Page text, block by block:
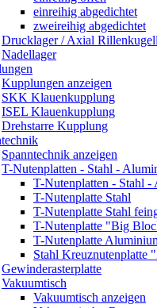
einreihig abgedichtet
zweireihig abgedichtet
Drucklager / Axial
Nadellager
Kupplungen anzeigen
SKK Klauenkupplung
ISEL Klauenkupplung
Drehstarre Kupplung
Spanntechnik anzeigen
T-Nutenplatten - Stahl -
T-Nutenplatten - Stahl -
T-Nutenplatte Stahl
T-Nutenplatte Stahl
T-Nutenplatte "Big
T-Nutenplatte
Stahl Kreuznutenplatte
Gewinderasterplatte
Vakuumtisch
Vakuumtisch anzeigen